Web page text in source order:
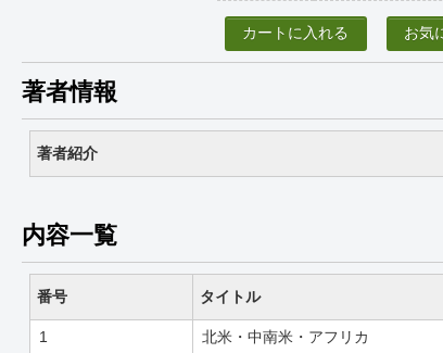
カートに入れる お気
著者情報
著者紹介
内容一覧
番号 タイトル
1 北米・中南米・アフリカ